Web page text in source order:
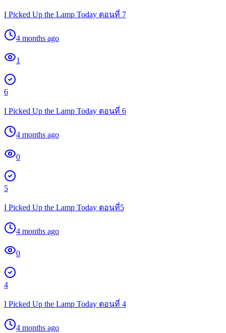
I Picked Up the Lamp Today ตอนที่ 7
4 months ago
1
6
I Picked Up the Lamp Today ตอนที่ 6
4 months ago
0
5
I Picked Up the Lamp Today ตอนที่5
4 months ago
0
4
I Picked Up the Lamp Today ตอนที่ 4
4 months ago